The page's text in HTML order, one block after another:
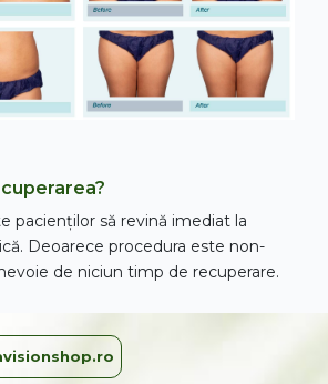
pacienților să revină imediat la
Deoarece procedura este non-
de niciun timp de recuperare.